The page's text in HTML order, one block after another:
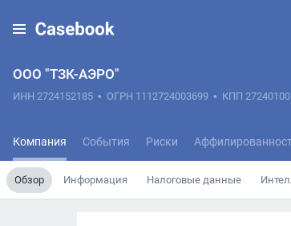
ООО "ТЗК-АЭРО"
ИНН 2724152185 • ОГРН 1112724003699 • КПП
Компания События Риски
Обзор Информация Налоговые данные